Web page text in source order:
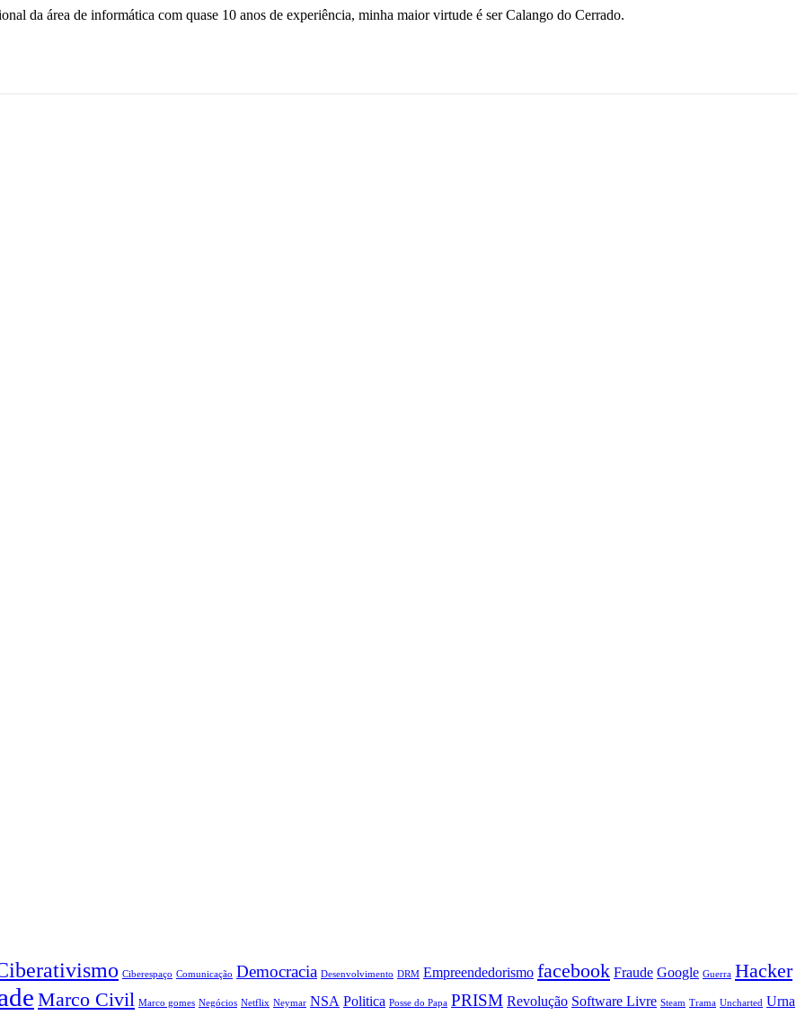
da área de informática com quase 10 anos de experiência, minha maior virtude é ser Calango do Cerrado.
Ciberespaço Comunicação Democracia Desenvolvimento DRM Empreendedorismo facebook Fraude Google Guerra Hacker
Marco Civil Marco gomes Negócios Netflix Neymar NSA Politica Posse do Papa PRISM Revolução Software Livre Steam Trama Uncharted Urna